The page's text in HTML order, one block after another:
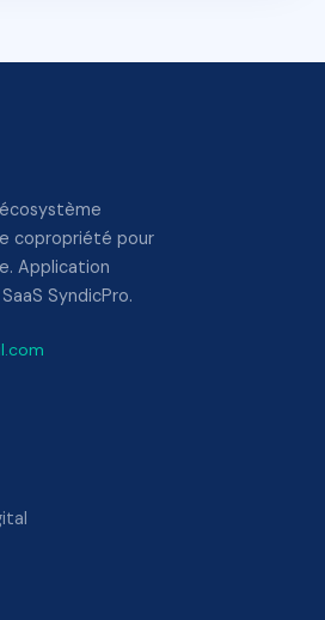
copropriété pour
Application
SyndicPro.